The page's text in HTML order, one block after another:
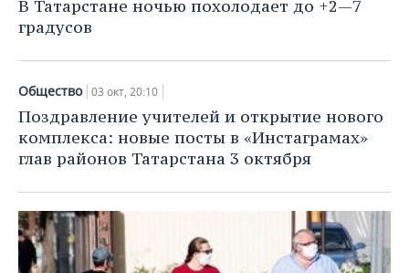
В Татарстане ночью похолодает до +2—7
градусов
Общество 03 окт, 20:10
Поздравление учителей и открытие нового
комплекса: новые посты в «Инстаграмах»
глав районов Татарстана 3 октября